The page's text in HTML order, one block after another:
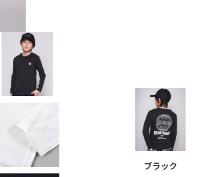
ブラック